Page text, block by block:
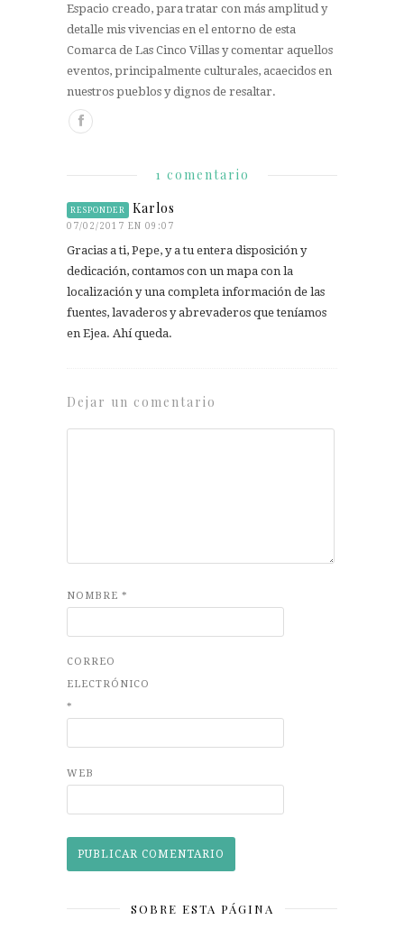
Espacio creado, para tratar con más amplitud y
detalle mis vivencias en el entorno de esta
Comarca de Las Cinco Villas y comentar aquellos
eventos, principalmente culturales, acaecidos en
nuestros pueblos y dignos de resaltar.
1 comentario
RESPONDER Karlos
07/02/2017 EN 09:07
Gracias a ti, Pepe, y a tu entera disposición y
dedicación, contamos con un mapa con la
localización y una completa información de las
fuentes, lavaderos y abrevaderos que teníamos
en Ejea. Ahí queda.
Dejar un comentario
NOMBRE *
CORREO
ELECTRÓNICO
*
WEB
SOBRE ESTA PÁGINA